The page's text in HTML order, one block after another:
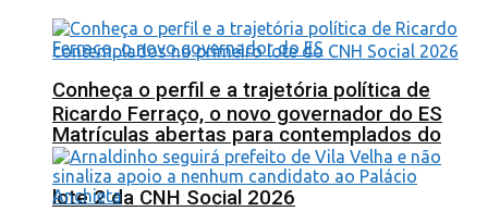
Matrículas abertas para contemplados do
lote 2 da CNH Social 2026
Conheça o perfil e a trajetória política de
Ricardo Ferraço, o novo governador do ES